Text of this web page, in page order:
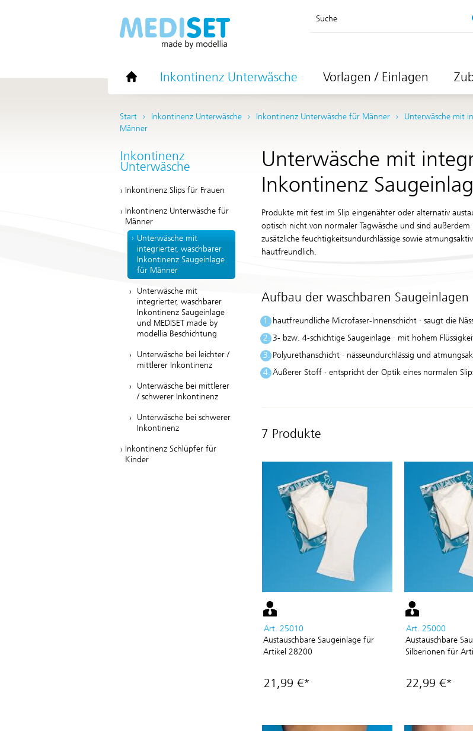
Suche
Inkontinenz Unterwäsche Vorlagen / Einlagen
Start Inkontinenz Unterwäsche Inkontinenz Unterwäsche für Männer
Unterwäsche mit
Männer
Inkontinenz
Unterwäsche
Inkontinenz Slips für Frauen
Inkontinenz Unterwäsche für
Männer
Unterwäsche mit
integrierter, waschbarer
Inkontinenz Saugeinlage
für Männer
Unterwäsche mit
integrierter, waschbarer
Inkontinenz Saugeinlage
und MEDISET made by
modellia Beschichtung
Unterwäsche bei leichter /
mittlerer Inkontinenz
Unterwäsche bei mittlerer
/ schwerer Inkontinenz
Unterwäsche bei schwerer
Inkontinenz
Inkontinenz Schlüpfer für
Kinder
Unterwäsche mit
Inkontinenz
Produkte mit fest im Slip eingenähter oder alternativ
optisch nicht von normaler Tagwäsche und sind
zusätzliche feuchtigkeitsundurchlässige sowie
hautfreundlich.
Aufbau der waschbaren Saugeinlagen
hautfreundliche Microfaser-Innenschicht · saugt die
3- bzw. 4-schichtige Saugeinlage · mit hohem
Polyurethanschicht · nässeundurchlässig und
Äußerer Stoff · entspricht der Optik eines normalen
7 Produkte
Art. 25010
Austauschbare Saugeinlage für
Artikel 28200
21,99 €*
Art. 25000
Austauschbare
Silberionen für
22,99 €*